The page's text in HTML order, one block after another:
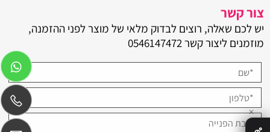
צור קשר
יש לכם שאלה, רוצים לבדוק מלאי של מוצר לפני ההזמנה,
מוזמנים ליצור קשר0546147472
✕